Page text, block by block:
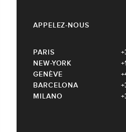
APPELEZ-NOUS
PARIS
NEW-YORK
GENÈVE
BARCELONA
MILANO